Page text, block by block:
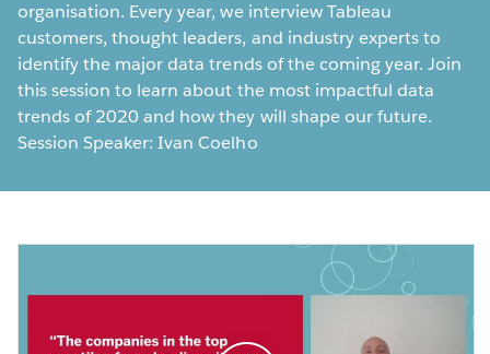
organisation. Every year, we interview Tableau
customers, thought leaders, and industry experts to
identify the major data trends of the coming year. Join
this session to learn about the most impactful data
trends of 2020 and how they will shape our future.
Session Speaker: Ivan Coelho